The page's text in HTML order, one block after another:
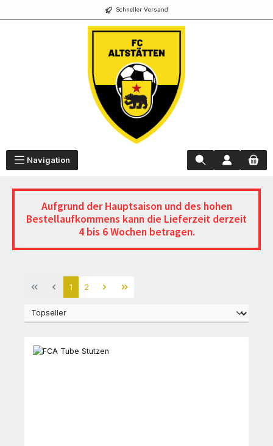
Schneller Versand
Navigation
Aufgrund der Hauptsaison und des hohen
Bestellaufkommens kann die Lieferzeit derzeit
4 bis 6 Wochen betragen.
Seite
1 Seite
2